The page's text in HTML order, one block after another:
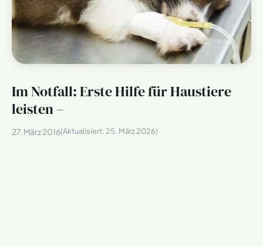
Im Notfall: Erste Hilfe für Haustiere
leisten –
27. März 2016(Aktualisiert: 25. März 2026)